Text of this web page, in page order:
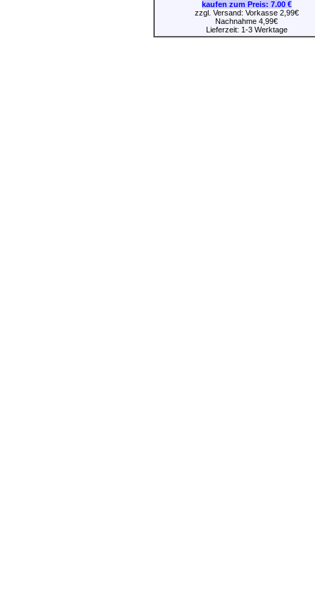
kaufen zum Preis: 7.00 €
zzgl. Versand: Vorkasse 2,99€
Nachnahme 4,99€
Lieferzeit: 1-3 Werktage